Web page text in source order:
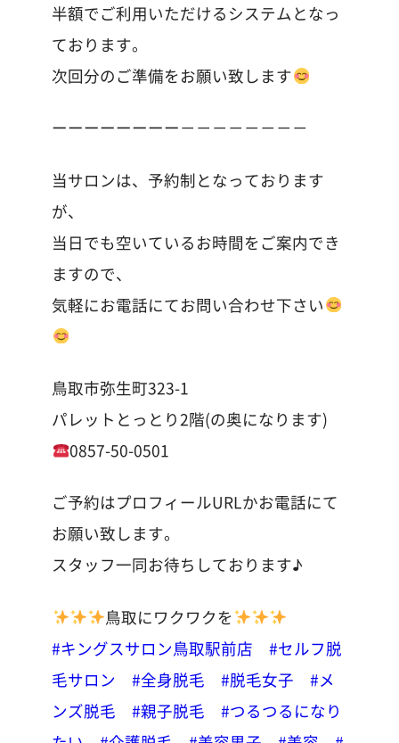
半額でご利用いただけるシステムとなっ
ております。
次回分のご準備をお願い致します
ーーーーーーーー－－－－－－－－
当サロンは、予約制となっております
が、
当日でも空いているお時間をご案内でき
ますので、
気軽にお電話にてお問い合わせ下さい
鳥取市弥生町323-1
パレットとっとり2階(の奥になります)
0857-50-0501
ご予約はプロフィールURLかお電話にて
お願い致します。
スタッフ一同お待ちしております♪
鳥取にワクワクを
#キングスサロン鳥取駅前店
#セルフ脱
毛サロン
#全身脱毛 #脱毛女子
#メ
ンズ脱毛
#親子脱毛
#つるつるになり